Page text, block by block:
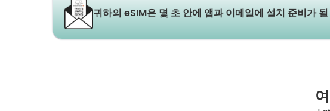
귀하의 eSIM은 몇 초 안에 앱과 이메일에 설치 준비가